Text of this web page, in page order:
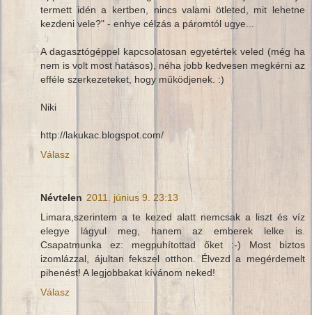
termett idén a kertben, nincs valami ötleted, mit lehetne
kezdeni vele?" - enhye célzás a páromtól ugye...
A dagasztógéppel kapcsolatosan egyetértek veled (még ha
nem is volt most hatásos), néha jobb kedvesen megkérni az
efféle szerkezeteket, hogy működjenek. :)
Niki
http://lakukac.blogspot.com/
Válasz
Névtelen 2011. június 9. 23:13
Limara,szerintem a te kezed alatt nemcsak a liszt és víz
elegye lágyul meg, hanem az emberek lelke is.
Csapatmunka ez: megpuhítottad őket :-) Most biztos
izomlázzal, ájultan fekszel otthon. Élvezd a megérdemelt
pihenést! A legjobbakat kívánom neked!
Válasz